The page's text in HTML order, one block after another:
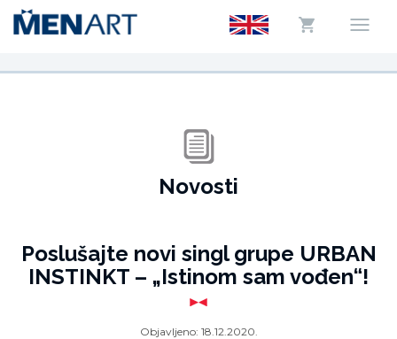
Novosti
Poslušajte novi singl grupe URBAN
INSTINKT – „Istinom sam vođen“!
Objavljeno: 18.12.2020.